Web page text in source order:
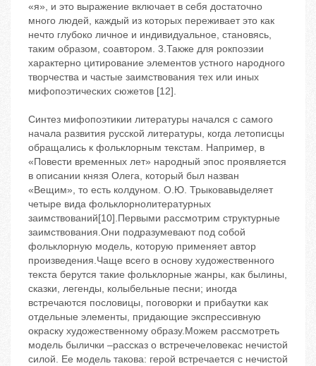
«я», и это выражение включает в себя достаточно
много людей, каждый из которых переживает это как
нечто глубоко личное и индивидуальное, становясь,
таким образом, соавтором. 3.Также для рокпоэзии
характерно цитирование элементов устного народного
творчества и частые заимствования тех или иных
мифопоэтических сюжетов [12].
Синтез мифопоэтикии литературы начался с самого
начала развития русской литературы, когда летописцы
обращались к фольклорным текстам. Например, в
«Повести временных лет» народный эпос проявляется
в описании князя Олега, который был назван
«Вещим», то есть колдуном. О.Ю. Трыковавыделяет
четыре вида фольклорнолитературных
заимствований[10].Первыми рассмотрим структурные
заимствования.Они подразумевают под собой
фольклорную модель, которую применяет автор
произведения.Чаще всего в основу художественного
текста берутся такие фольклорные жанры, как былины,
сказки, легенды, колыбельные песни; иногда
встречаются пословицы, поговорки и прибаутки как
отдельные элементы, придающие экспрессивную
окраску художественному образу.Можем рассмотреть
модель былички –рассказ о встречечеловекас нечистой
силой. Ее модель такова: герой встречается с нечистой